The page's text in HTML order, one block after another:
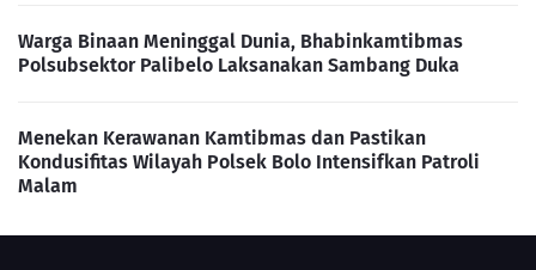
Warga Binaan Meninggal Dunia, Bhabinkamtibmas
Polsubsektor Palibelo Laksanakan Sambang Duka
Menekan Kerawanan Kamtibmas dan Pastikan
Kondusifitas Wilayah Polsek Bolo Intensifkan Patroli
Malam